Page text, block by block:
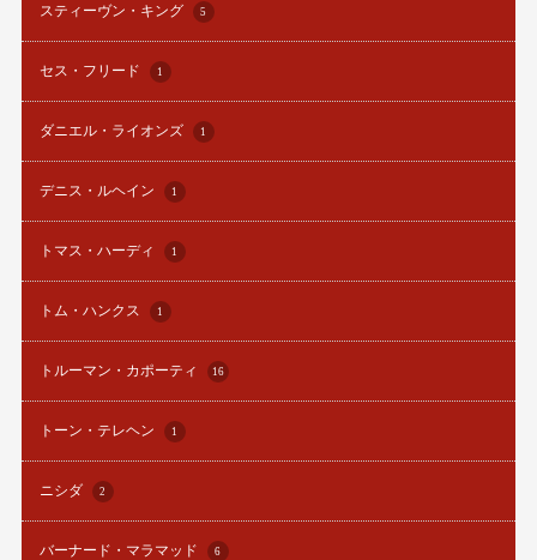
スティーヴン・キング 5
セス・フリード 1
ダニエル・ライオンズ 1
デニス・ルヘイン 1
トマス・ハーディ 1
トム・ハンクス 1
トルーマン・カポーティ 16
トーン・テレヘン 1
ニシダ 2
バーナード・マラマッド 6